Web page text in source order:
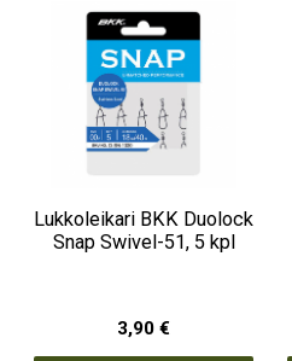
Lukkoleikari BKK Duolock
Snap Swivel-51, 5 kpl
3,90 €